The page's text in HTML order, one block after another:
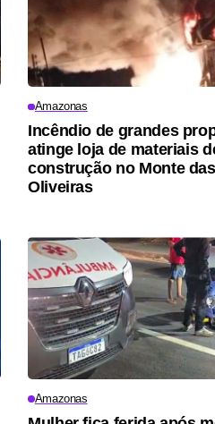
Amazonas
Incêndio de grandes
atinge loja de materiais
construção no Monte das
Oliveiras
Amazonas